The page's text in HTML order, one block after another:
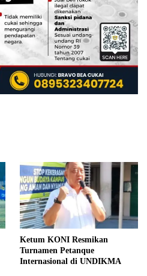
Ketum KONI Resmikan
Turnamen Petanque
Internasional di UNDIKMA